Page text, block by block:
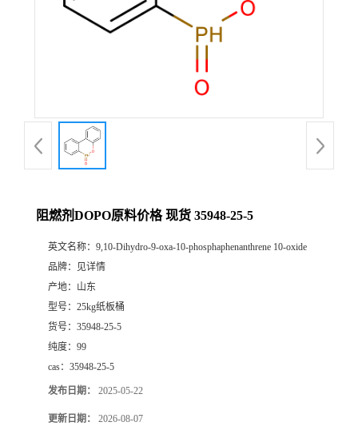
阻燃剂DOPO原料价格 现货 35948-25-5
英文名称： 9,10-Dihydro-9-oxa-10-phosphaphenanthrene 10-oxide
品牌：
见详情
产地： 山东
型号： 25kg纸板桶
货号： 35948-25-5
纯度： 99
cas： 35948-25-5
发布日期： 2025-05-22
更新日期： 2026-08-07